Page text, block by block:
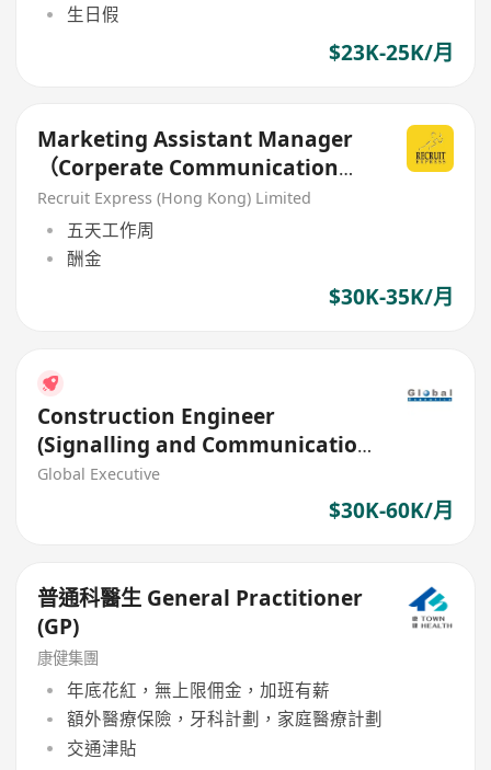
生日假
$23K-25K/月
Marketing Assistant Manager
（Corperate Communication
Team）
Recruit Express (Hong Kong) Limited
五天工作周
酬金
$30K-35K/月
Construction Engineer
(Signalling and Communication
Systems) (Ref. No.: 27512)
Global Executive
$30K-60K/月
普通科醫生 General Practitioner
(GP)
康健集團
年底花紅，無上限佣金，加班有薪
額外醫療保險，牙科計劃，家庭醫療計劃
交通津貼